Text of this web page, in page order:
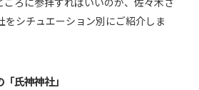
をシチュエーション別にご紹介しま
氏神神社」